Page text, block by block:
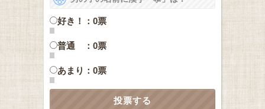
好き！：0票
普通 ：0票
あまり：0票